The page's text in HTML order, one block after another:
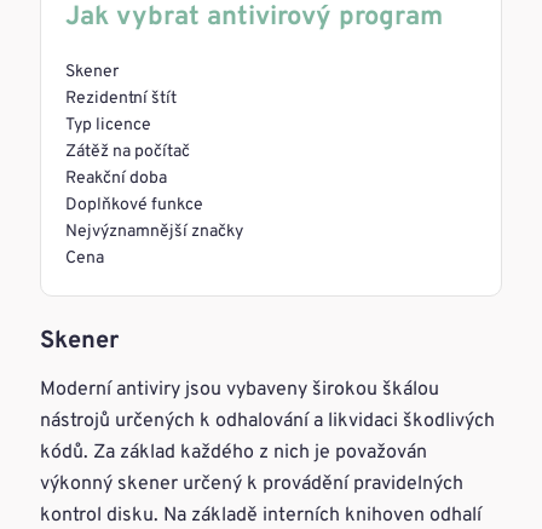
Jak vybrat antivirový program
Skener
Rezidentní štít
Typ licence
Zátěž na počítač
Reakční doba
Doplňkové funkce
Nejvýznamnější značky
Cena
Skener
Moderní antiviry jsou vybaveny širokou škálou
nástrojů určených k odhalování a likvidaci škodlivých
kódů. Za základ každého z nich je považován
výkonný skener určený k provádění pravidelných
kontrol disku. Na základě interních knihoven odhalí